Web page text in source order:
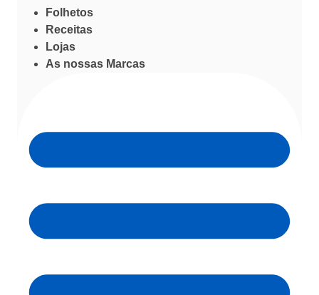
Folhetos
Receitas
Lojas
As nossas Marcas